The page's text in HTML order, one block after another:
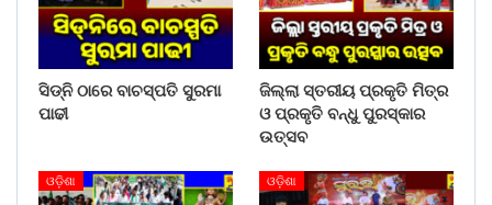
ସିଡ୍‌ନି ଠାରେ ବାଚସ୍ପତି ସୁରମା
ପାଢୀ
ଜିଲ୍ଲା ସ୍ତରୀୟ ପ୍ରକୃତି ମିତ୍ର
ଓ ପ୍ରକୃତି ବନ୍ଧୁ ପୁରସ୍କାର
ଉତ୍ସବ
ଓଡ଼ିଶା ଓଡ଼ିଶା